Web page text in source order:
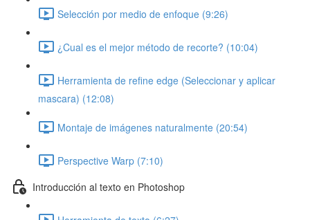
Selección por medio de enfoque (9:26)
¿Cual es el mejor método de recorte? (10:04)
Herramienta de refine edge (Seleccionar y aplicar
mascara) (12:08)
Montaje de imágenes naturalmente (20:54)
Perspective Warp (7:10)
Introducción al texto en Photoshop